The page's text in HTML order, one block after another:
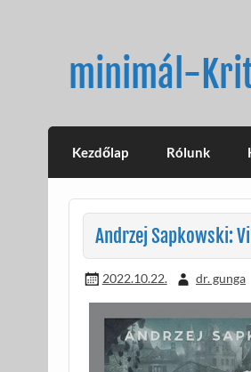
minimál-
Kezdőlap Rólunk
Andrzej Sapkowski:
2022.10.22. dr. gunga